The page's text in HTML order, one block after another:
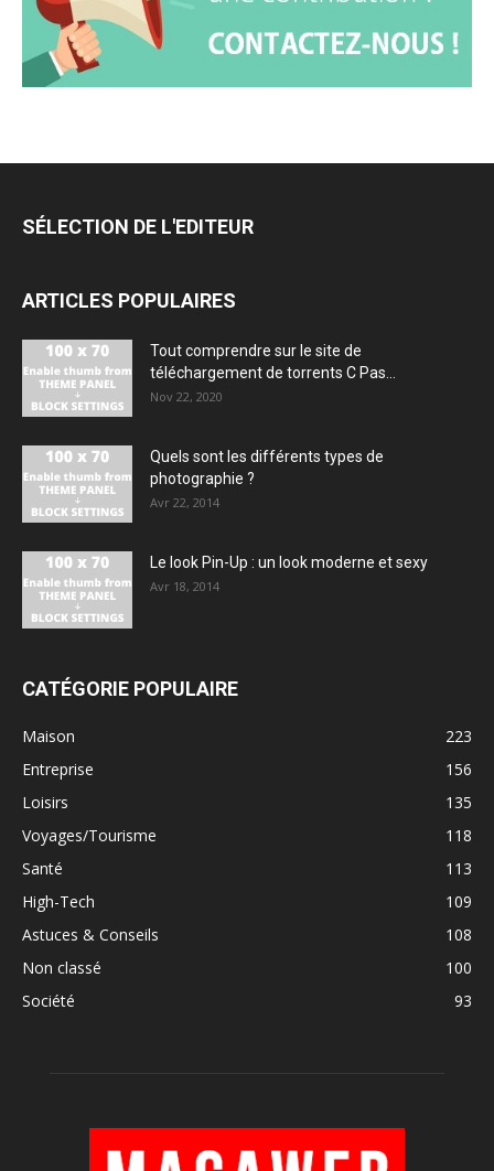
SÉLECTION DE L'EDITEUR
ARTICLES POPULAIRES
Tout comprendre sur le site de
téléchargement de torrents C Pas...
Nov 22, 2020
Quels sont les différents types de
photographie ?
Avr 22, 2014
Le look Pin-Up : un look moderne et sexy
Avr 18, 2014
CATÉGORIE POPULAIRE
Maison
223
Entreprise
156
Loisirs
135
Voyages/Tourisme
118
Santé
113
High-Tech
109
Astuces & Conseils
108
Non classé
100
Société
93